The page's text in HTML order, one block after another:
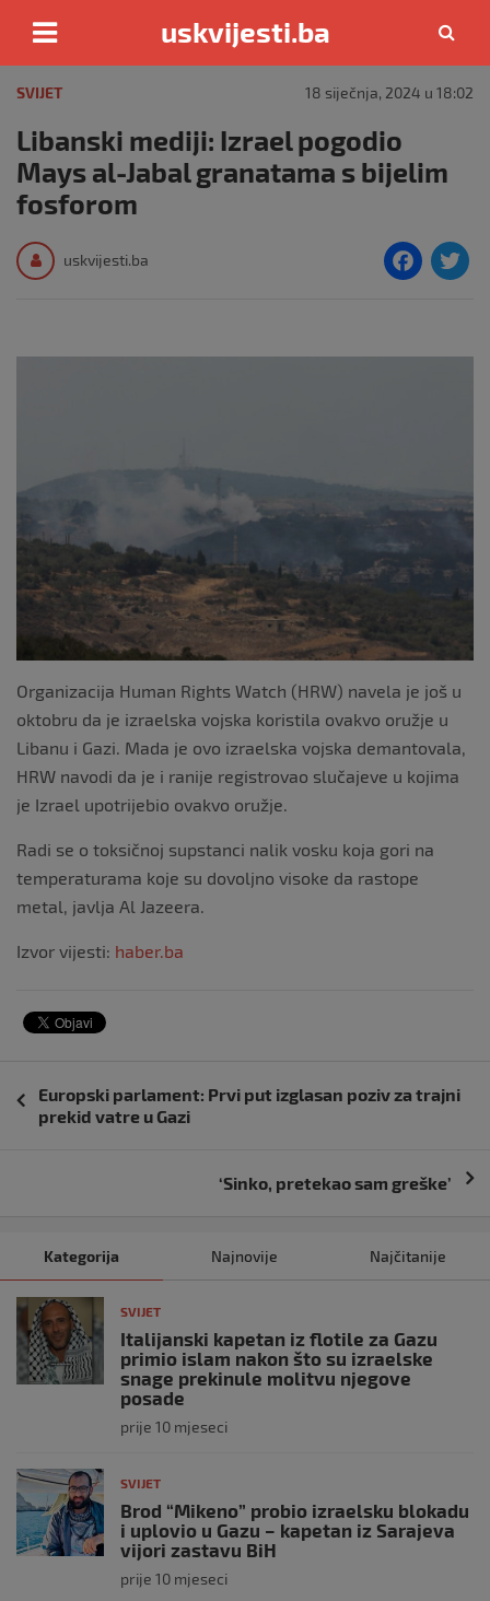
content
uskvijesti.ba
SVIJET 18 siječnja, 2024 u 18:02
Libanski mediji: Izrael pogodio
Mays al-Jabal granatama s bijelim
fosforom
uskvijesti.ba
F
e
k
Organizacija Human Rights Watch (HRW) navela je još u
oktobru da je izraelska vojska koristila ovakvo oružje u
Libanu i Gazi. Mada je ovo izraelska vojska demantovala,
HRW navodi da je i ranije registrovao slučajeve u kojima
je Izrael upotrijebio ovakvo oružje.
Radi se o toksičnoj supstanci nalik vosku koja gori na
temperaturama koje su dovoljno visoke da rastope
metal, javlja Al Jazeera.
Izvor vijesti: haber.ba
objava
Europski parlament: Prvi put izglasan poziv za trajni
prekid vatre u Gazi
‘Sinko, pretekao sam greške’
Kategorija Najnovije Najčitanije
SVIJET
Italijanski kapetan iz flotile za Gazu
primio islam nakon što su izraelske
snage prekinule molitvu njegove
posade
prije 10 mjeseci
SVIJET
Brod “Mikeno” probio izraelsku blokadu
i uplovio u Gazu – kapetan iz Sarajeva
vijori zastavu BiH
prije 10 mjeseci